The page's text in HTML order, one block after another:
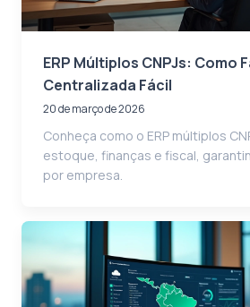
ERP Múltiplos CNPJs: Como
Centralizada Fácil
20 de março de 2026
Conheça como o ERP múltiplos
estoque, finanças e fiscal,
por empresa.